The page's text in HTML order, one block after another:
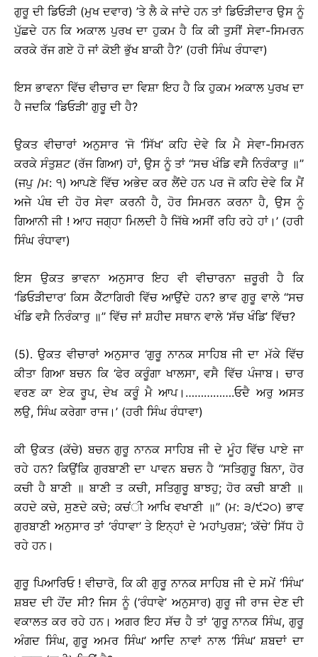
ਗੁਰੂ ਦੀ ਡਿਓੜੀ (ਮੁਖ ਦਵਾਰ) ’ਤੇ ਲੈ ਕੇ ਜਾਂਦੇ ਹਨ ਤਾਂ ਡਿਓੜੀਦਾਰ ਉਸ ਨੂੰ
ਪੁੱਛਦੇ ਹਨ ਕਿ ਅਕਾਲ ਪੁਰਖ ਦਾ ਹੁਕਮ ਹੈ ਕਿ ਕੀ ਤੁਸੀਂ ਸੇਵਾ-ਸਿਮਰਨ
ਕਰਕੇ ਰੱਜ ਗਏ ਹੋ ਜਾਂ ਕੋਈ ਭੁੱਖ ਬਾਕੀ ਹੈ?’ (ਹਰੀ ਸਿੰਘ ਰੰਧਾਵਾ)
ਇਸ ਭਾਵਨਾ ਵਿੱਚ ਵੀਚਾਰ ਦਾ ਵਿਸ਼ਾ ਇਹ ਹੈ ਕਿ ਹੁਕਮ ਅਕਾਲ ਪੁਰਖ ਦਾ
ਹੈ ਜਦਕਿ ‘ਡਿਓੜੀ’ ਗੁਰੂ ਦੀ ਹੈ?
ਉਕਤ ਵੀਚਾਰਾਂ ਅਨੁਸਾਰ ‘ਜੋ ‘ਸਿੱਖ’ ਕਹਿ ਦੇਵੇ ਕਿ ਮੈ ਸੇਵਾ-ਸਿਮਰਨ
ਕਰਕੇ ਸੰਤੁਸ਼ਟ (ਰੱਜ ਗਿਆ) ਹਾਂ, ਉਸ ਨੂੰ ਤਾਂ ‘‘ਸਚ ਖੰਡਿ ਵਸੈ ਨਿਰੰਕਾਰੁ ॥’’
(ਜਪੁ /ਮ: ੧) ਆਪਣੇ ਵਿੱਚ ਅਭੇਦ ਕਰ ਲੈਂਦੇ ਹਨ ਪਰ ਜੋ ਕਹਿ ਦੇਵੇ ਕਿ ਮੈਂ
ਅਜੇ ਪੰਥ ਦੀ ਹੋਰ ਸੇਵਾ ਕਰਨੀ ਹੈ, ਹੋਰ ਸਿਮਰਨ ਕਰਨਾ ਹੈ, ਉਸ ਨੂੰ
ਗਿਆਨੀ ਜੀ ! ਆਹ ਜਗ੍ਹਾ ਮਿਲਦੀ ਹੈ ਜਿੱਥੇ ਅਸੀਂ ਰਹਿ ਰਹੇ ਹਾਂ।’ (ਹਰੀ
ਸਿੰਘ ਰੰਧਾਵਾ)
ਇਸ ਉਕਤ ਭਾਵਨਾ ਅਨੁਸਾਰ ਇਹ ਵੀ ਵੀਚਾਰਨਾ ਜ਼ਰੂਰੀ ਹੈ ਕਿ
‘ਡਿਓੜੀਦਾਰ’ ਕਿਸ ਕੈੱਟਾਗਿਰੀ ਵਿੱਚ ਆਉਂਦੇ ਹਨ? ਭਾਵ ਗੁਰੂ ਵਾਲੇ ‘‘ਸਚ
ਖੰਡਿ ਵਸੈ ਨਿਰੰਕਾਰੁ ॥’’ ਵਿੱਚ ਜਾਂ ਸ਼ਹੀਦ ਸਥਾਨ ਵਾਲੇ ‘ਸੱਚ ਖੰਡਿ’ ਵਿੱਚ?
(5). ਉਕਤ ਵੀਚਾਰਾਂ ਅਨੁਸਾਰ ‘ਗੁਰੂ ਨਾਨਕ ਸਾਹਿਬ ਜੀ ਦਾ ਮੱਕੇ ਵਿੱਚ
ਕੀਤਾ ਗਿਆ ਬਚਨ ਕਿ ‘ਫੇਰ ਕਰੂੰਗਾ ਖਾਲਸਾ, ਵਸੈ ਵਿੱਚ ਪੰਜਾਬ। ਚਾਰ
ਵਰਣ ਕਾ ਏਕ ਰੂਪ, ਦੇਖ ਕਰੂੰ ਮੈ ਆਪ।…………….ਓਦੈ ਅਰੁ ਅਸਤ
ਲਉ, ਸਿੰਘ ਕਰੇਗਾ ਰਾਜ।’ (ਹਰੀ ਸਿੰਘ ਰੰਧਾਵਾ)
ਕੀ ਉਕਤ (ਕੱਚੇ) ਬਚਨ ਗੁਰੂ ਨਾਨਕ ਸਾਹਿਬ ਜੀ ਦੇ ਮੂੰਹ ਵਿੱਚ ਪਾਏ ਜਾ
ਰਹੇ ਹਨ? ਕਿਉਂਕਿ ਗੁਰਬਾਣੀ ਦਾ ਪਾਵਨ ਬਚਨ ਹੈ ‘‘ਸਤਿਗੁਰੂ ਬਿਨਾ, ਹੋਰ
ਕਚੀ ਹੈ ਬਾਣੀ ॥ ਬਾਣੀ ਤ ਕਚੀ, ਸਤਿਗੁਰੂ ਬਾਝਹੁ; ਹੋਰ ਕਚੀ ਬਾਣੀ ॥
ਕਹਦੇ ਕਚੇ, ਸੁਣਦੇ ਕਚੇ; ਕਚਂੀ ਆਖਿ ਵਖਾਣੀ ॥’’ (ਮ: ੩/੯੨੦) ਭਾਵ
ਗੁਰਬਾਣੀ ਅਨੁਸਾਰ ਤਾਂ ‘ਰੰਧਾਵਾ’ ਤੇ ਇਨ੍ਹਾਂ ਦੇ ‘ਮਹਾਂਪੁਰਸ਼’; ‘ਕੱਚੇ’ ਸਿੱਧ ਹੋ
ਰਹੇ ਹਨ।
ਗੁਰੂ ਪਿਆਰਿਓ ! ਵੀਚਾਰੋ, ਕਿ ਕੀ ਗੁਰੂ ਨਾਨਕ ਸਾਹਿਬ ਜੀ ਦੇ ਸਮੇਂ ‘ਸਿੰਘ’
ਸ਼ਬਦ ਦੀ ਹੋਂਦ ਸੀ? ਜਿਸ ਨੂੰ (‘ਰੰਧਾਵੇ’ ਅਨੁਸਾਰ) ਗੁਰੂ ਜੀ ਰਾਜ ਦੇਣ ਦੀ
ਵਕਾਲਤ ਕਰ ਰਹੇ ਹਨ। ਅਗਰ ਇਹ ਸੱਚ ਹੈ ਤਾਂ ‘ਗੁਰੂ ਨਾਨਕ ਸਿੰਘ, ਗੁਰੂ
ਅੰਗਦ ਸਿੰਘ, ਗੁਰੂ ਅਮਰ ਸਿੰਘ’ ਆਦਿ ਨਾਵਾਂ ਨਾਲ ‘ਸਿੰਘ’ ਸ਼ਬਦਾਂ ਦਾ